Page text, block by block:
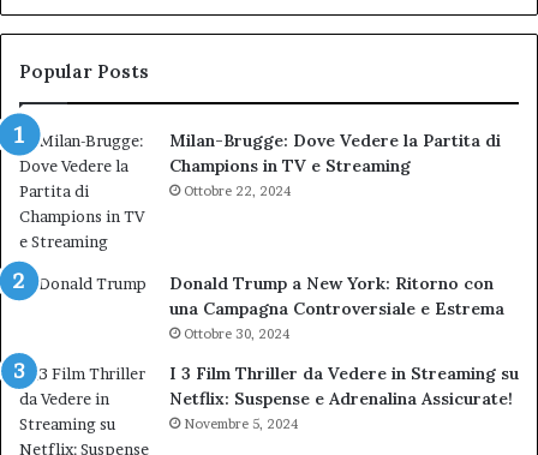
Nuova
bocciatura
del
TAR”
ai
Popular Posts
Milan-Brugge: Dove Vedere la Partita di
Champions in TV e Streaming
Ottobre 22, 2024
Donald Trump a New York: Ritorno con
una Campagna Controversiale e Estrema
Ottobre 30, 2024
I 3 Film Thriller da Vedere in Streaming su
Netflix: Suspense e Adrenalina Assicurate!
Novembre 5, 2024